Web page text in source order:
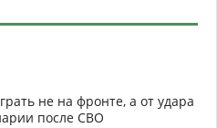
не на фронте, а от удара
после СВО